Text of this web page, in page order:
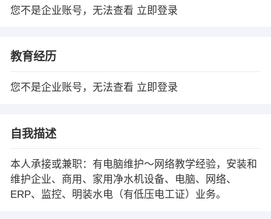
您不是企业账号，无法查看 立即登录
教育经历
您不是企业账号，无法查看 立即登录
自我描述
本人承接或兼职：有电脑维护～网络教学经验，安装和
维护企业、商用、家用净水机设备、电脑、网络、
ERP、监控、明装水电（有低压电工证）业务。